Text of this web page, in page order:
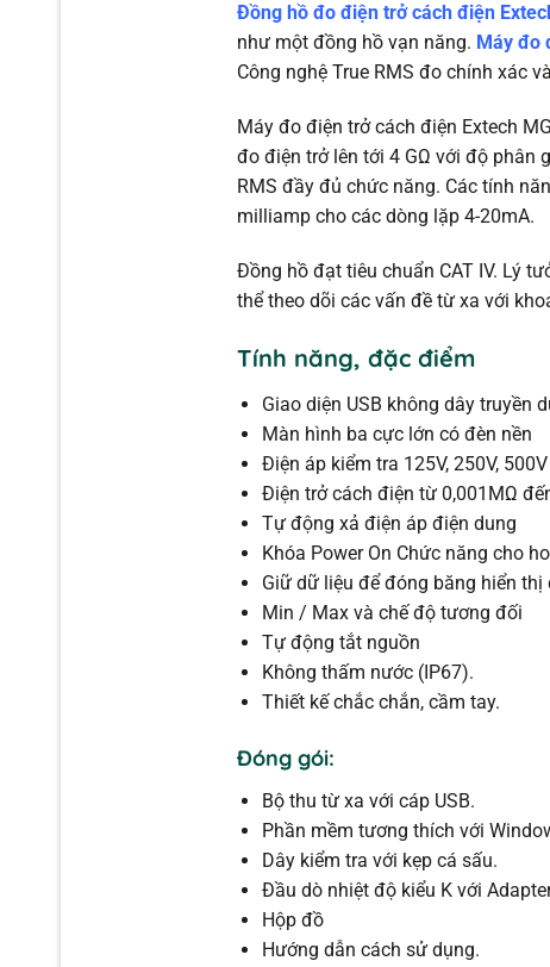
Đồng hồ đo điện trở cách điện
như một đồng hồ vạn năng. Máy đo
Công nghệ True RMS đo chính xác
Máy đo điện trở cách điện Extech
đo điện trở lên tới 4 GΩ với độ phân
RMS đầy đủ chức năng. Các tính
milliamp cho các dòng lặp 4-20mA.
Đồng hồ đạt tiêu chuẩn CAT IV. Lý
thể theo dõi các vấn đề từ xa với
Tính năng, đặc điểm
Giao diện USB không dây truyền
Màn hình ba cực lớn có đèn nền
Điện áp kiểm tra 125V, 250V,
Điện trở cách điện từ 0,001MΩ
Tự động xả điện áp điện dung
Khóa Power On Chức năng cho
Giữ dữ liệu để đóng băng hiển thị
Min / Max và chế độ tương đối
Tự động tắt nguồn
Không thấm nước (IP67).
Thiết kế chắc chắn, cầm tay.
Đóng gói:
Bộ thu từ xa với cáp USB.
Phần mềm tương thích với
Dây kiểm tra với kẹp cá sấu.
Đầu dò nhiệt độ kiểu K với
Hộp đồ
Hướng dẫn cách sử dụng.